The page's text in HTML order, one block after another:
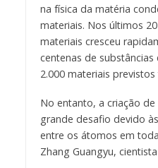
na física da matéria
materiais. Nos últimos
materiais cresceu
centenas de
2.000 materiais
No entanto, a criação
grande desafio devido
entre os átomos em
Zhang Guangyu,